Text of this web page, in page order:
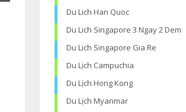
Du Lich Han Quoc
Du Lich Singapore 3 Ngay 2 Dem
Du Lich Singapore Gia Re
Du Lịch Campuchia
Du Lịch Hong Kong
Du Lịch Myanmar